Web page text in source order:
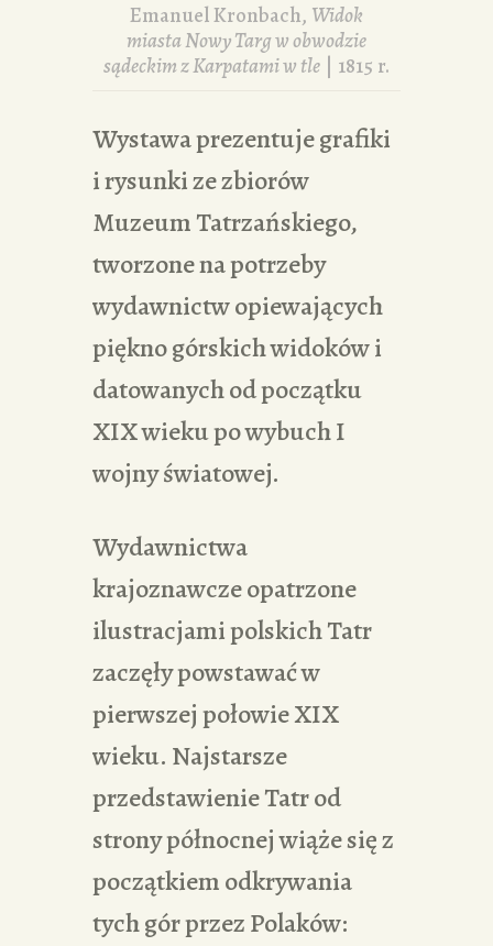
Emanuel Kronbach, Widok
miasta Nowy Targ w obwodzie
sądeckim z Karpatami w tle | 1815 r.
Wystawa prezentuje grafiki
i rysunki ze zbiorów
Muzeum Tatrzańskiego,
tworzone na potrzeby
wydawnictw opiewających
piękno górskich widoków i
datowanych od początku
XIX wieku po wybuch I
wojny światowej.
Wydawnictwa
krajoznawcze opatrzone
ilustracjami polskich Tatr
zaczęły powstawać w
pierwszej połowie XIX
wieku. Najstarsze
przedstawienie Tatr od
strony północnej wiąże się z
początkiem odkrywania
tych gór przez Polaków: